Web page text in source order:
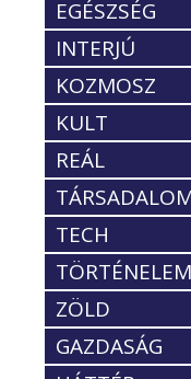
EGÉSZSÉG
INTERJÚ
KOZMOSZ
KULT
REÁL
TECH
TÖRTÉNELEM
ZÖLD
GAZDASÁG